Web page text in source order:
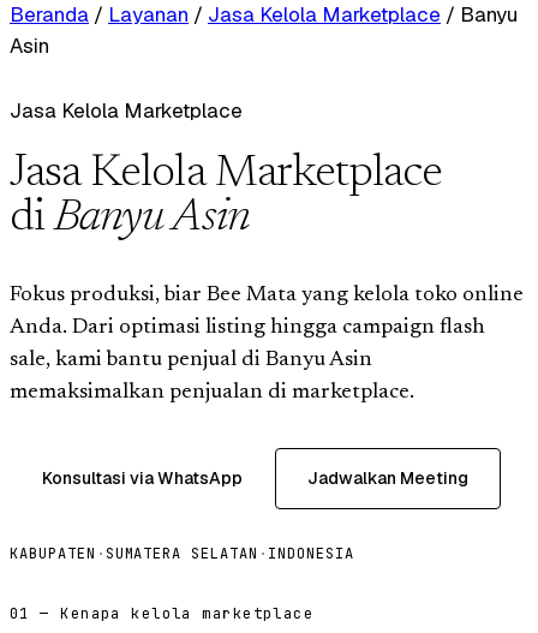
Beranda / Layanan / Jasa Kelola Marketplace / Banyu
Asin
Jasa Kelola Marketplace
Jasa Kelola Marketplace
diBanyu Asin
Fokus produksi, biar Bee Mata yang kelola toko online
Anda. Dari optimasi listing hingga campaign flash
sale, kami bantu penjual di Banyu Asin
memaksimalkan penjualan di marketplace.
Konsultasi via WhatsApp Jadwalkan Meeting
KABUPATEN · SUMATERA SELATAN · INDONESIA
01 — Kenapa kelola marketplace